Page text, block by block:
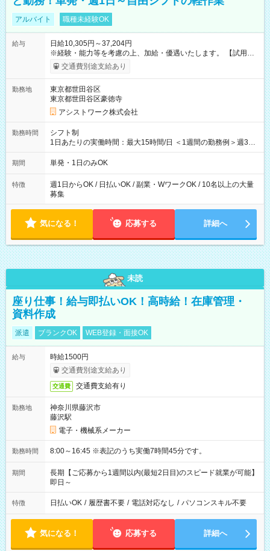
アルバイト 職種未経験OK
給与
日給10,305円～37,204円
※経験・能力等を考慮の上、加給・優遇いたします。 【試用期
間】試用期間なし
交通費別途支給あり
勤務地
東京都世田谷区
東京都世田谷区豪徳寺
アシストワーク株式会社
勤務時間
シフト制
1日あたりの実働時間：最大15時間/日 ＜1週間の勤務例＞週3回
勤務 勤務：月・水・金 休み：火・木・土・日 好きな時にお仕事
可能です！ ※1日あたりの最大実働時間は日勤、夜勤共に勤務し
期間 単発・1日のみOK
特徴
週1日からOK / 日払いOK / 副業・WワークOK / 10名以上の大量
募集
気になる！ 応募する 詳細へ
未読
座り仕事！給与即払いOK！高時給！在庫管理・
資料作成
派遣 ブランクOK WEB登録・面接OK
給与
時給1500円
交通費別途支給あり
交通費 交通費支給有り
勤務地
神奈川県藤沢市
藤沢駅
電子・機械系メーカー
勤務時間 8:00～16:45 ※表記のうち実働7時間45分です。
期間
長期【ご応募から1週間以内(最短2日目)のスピード就業が可能】
即日～
特徴 日払いOK / 履歴書不要 / 電話対応なし / パソコンスキル不要
気になる！ 応募する 詳細へ